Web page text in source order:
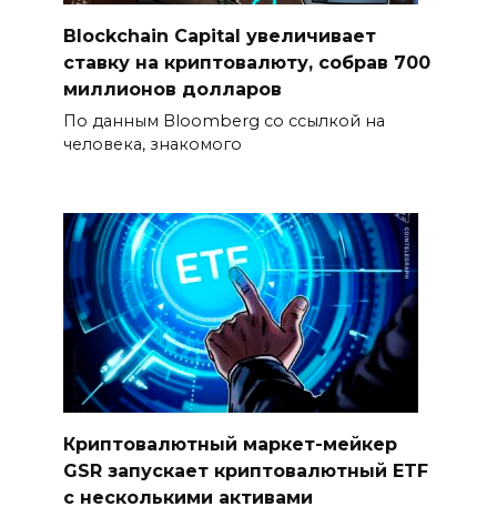
Blockchain Capital увеличивает
ставку на криптовалюту, собрав 700
миллионов долларов
По данным Bloomberg со ссылкой на
человека, знакомого
Криптовалютный маркет-мейкер
GSR запускает криптовалютный ETF
с несколькими активами